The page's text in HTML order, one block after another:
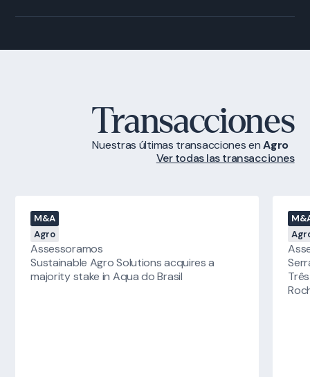
Transacciones
Nuestras últimas transaccionesenAgro
Ver todas las transacciones
M&A
Agro
Assessoramos
Sustainable Agro Solutions acquires a
majority stake in Aqua do Brasil